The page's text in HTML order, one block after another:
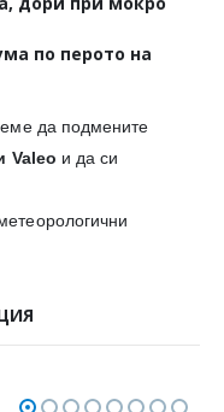
по перото на
да подмените
Valeo и да си